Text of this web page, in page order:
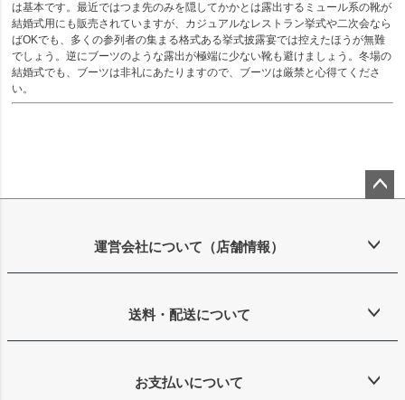
は基本です。最近ではつま先のみを隠してかかとは露出するミュール系の靴が
結婚式用にも販売されていますが、カジュアルなレストラン挙式や二次会なら
ばOKでも、多くの参列者の集まる格式ある挙式披露宴では控えたほうが無難
でしょう。逆にブーツのような露出が極端に少ない靴も避けましょう。冬場の
結婚式でも、ブーツは非礼にあたりますので、ブーツは厳禁と心得てくださ
い。
ップ
運営会社について（店舗情報）
送料・配送について
お支払いについて